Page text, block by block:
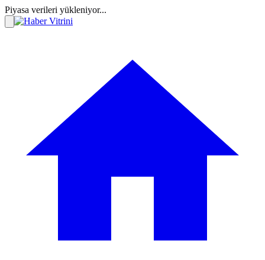
Piyasa verileri yükleniyor...